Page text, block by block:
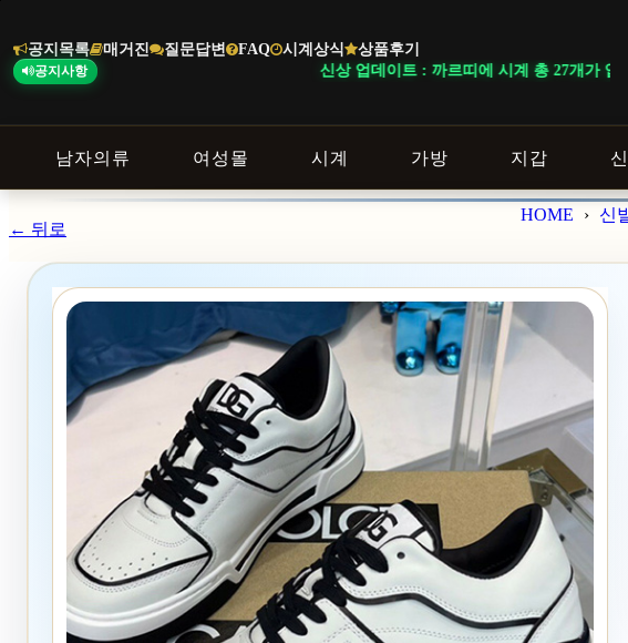
공지목록 매거진 질문답변 FAQ 시계상식 상품후기
공지사항 신상 업데이트 : 까르띠에 시계 총 27개가 입고되었습
남자의류 여성몰 시계 가방 지갑
바
로
기
← 뒤로
HOME › 신